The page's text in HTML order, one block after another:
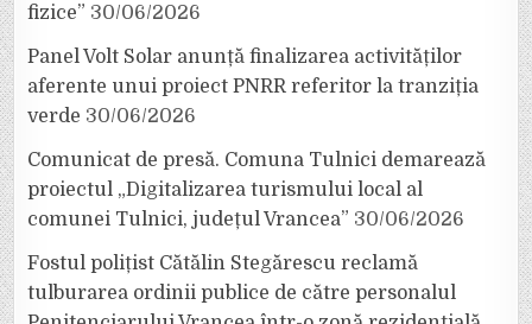
fizice” 30/06/2026
Panel Volt Solar anunță finalizarea activităților
aferente unui proiect PNRR referitor la tranziția
verde 30/06/2026
Comunicat de presă. Comuna Tulnici demarează
proiectul „Digitalizarea turismului local al
comunei Tulnici, județul Vrancea” 30/06/2026
Fostul polițist Cătălin Stegărescu reclamă
tulburarea ordinii publice de către personalul